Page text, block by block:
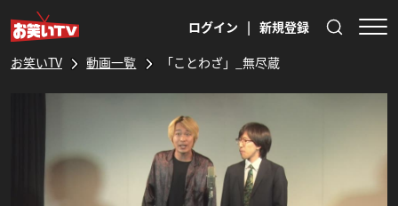
ログイン | 新規登録
お笑いTV 動画一覧 「ことわざ」_無尽蔵